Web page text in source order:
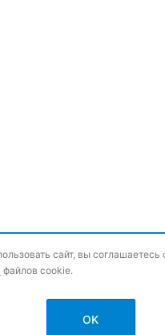
сайт, вы соглашаетесь
файлов cookie.
OK